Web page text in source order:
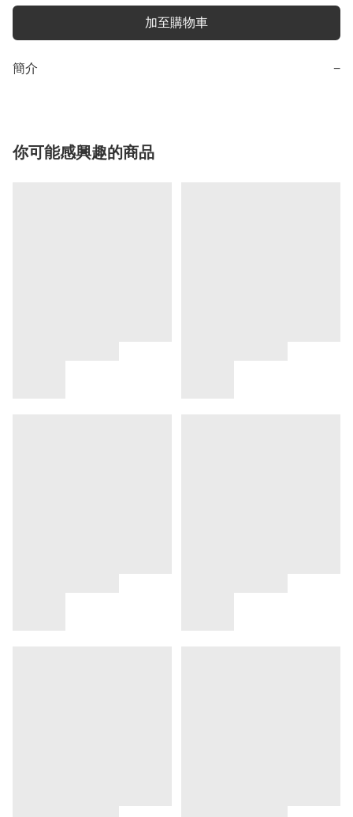
加至購物車
簡介 −
你可能感興趣的商品